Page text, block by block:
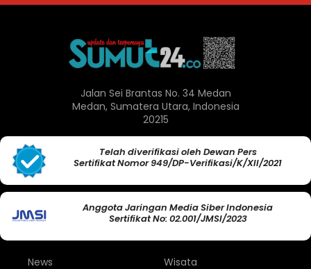
Jalan Sei Brantas No. 34 Medan
Medan, Sumatera Utara, Indonesia
20215
Telah diverifikasi oleh Dewan Pers
Sertifikat Nomor 949/DP-Verifikasi/K/XII/2021
Anggota Jaringan Media Siber Indonesia
Sertifikat No: 02.001/JMSI/2023
News Wisata